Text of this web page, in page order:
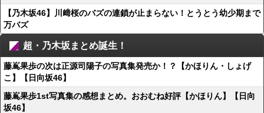
【乃木坂46】川﨑桜のバズの連鎖が止まらない！とうとう幼少期まで
万バズ
超・乃木坂まとめ誕生！
藤嶌果歩の次は正源司陽子の写真集発売か！？【かほりん・しょげ
こ】【日向坂46】
藤嶌果歩1st写真集の感想まとめ。おおむね好評【かほりん】【日向
坂46】